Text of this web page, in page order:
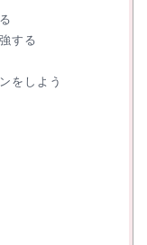
する
をしよう